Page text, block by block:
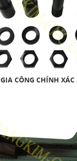
GIA CÔNG CHÍNH XÁC